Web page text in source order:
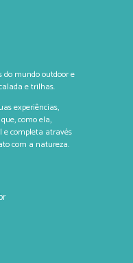
do mundo outdoor e
e trilhas.
experiências,
como ela,
completa através
com a natureza.